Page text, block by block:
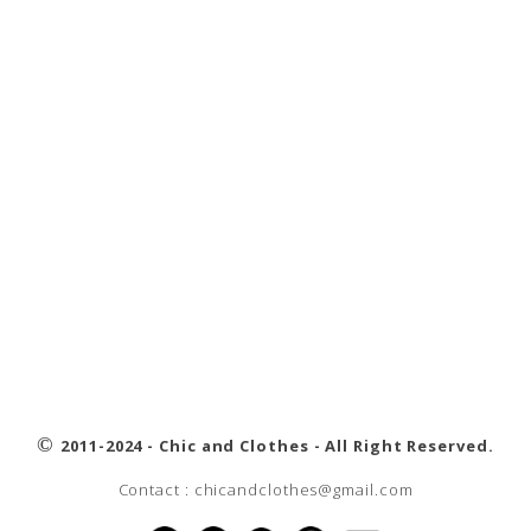
© 2011-2024 - Chic and Clothes - All Right Reserved.
Contact : chicandclothes@gmail.com